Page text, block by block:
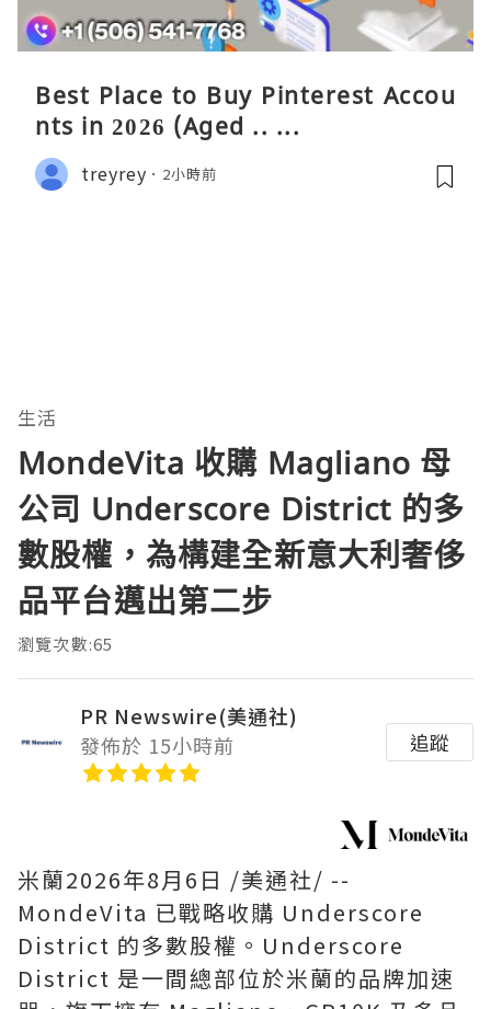
Best Place to Buy Pinterest Accou
nts in 2026 (Aged .. ...
treyrey 2小時前
生活
MondeVita 收購 Magliano 母
公司 Underscore District 的多
數股權，為構建全新意大利奢侈
品平台邁出第二步
瀏覽次數:65
PR Newswire(美通社)
發佈於 15小時前
追蹤
米蘭2026年8月6日 /美通社/ --
MondeVita 已戰略收購 Underscore
District 的多數股權。Underscore
District 是一間總部位於米蘭的品牌加速